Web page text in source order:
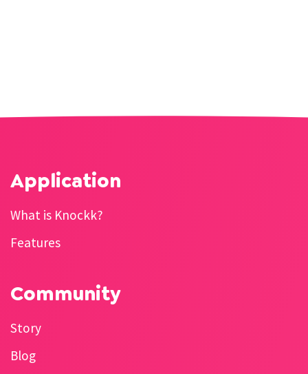
Application
What is Knockk?
Features
Community
Story
Blog